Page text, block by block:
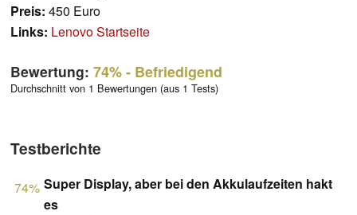
Preis: 450 Euro
Links: Lenovo Startseite
Bewertung: 74%- Befriedigend
Durchschnitt von 1 Bewertungen (aus 1 Tests)
Testberichte
74% Super Display, aber bei den Akkulaufzeiten hakt
es